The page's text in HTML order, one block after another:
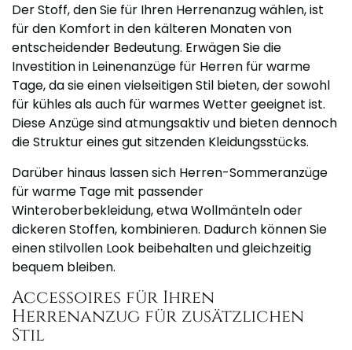
Der Stoff, den Sie für Ihren Herrenanzug wählen, ist
für den Komfort in den kälteren Monaten von
entscheidender Bedeutung. Erwägen Sie die
Investition in Leinenanzüge für Herren für warme
Tage, da sie einen vielseitigen Stil bieten, der sowohl
für kühles als auch für warmes Wetter geeignet ist.
Diese Anzüge sind atmungsaktiv und bieten dennoch
die Struktur eines gut sitzenden Kleidungsstücks.
Darüber hinaus lassen sich Herren-Sommeranzüge
für warme Tage mit passender
Winteroberbekleidung, etwa Wollmänteln oder
dickeren Stoffen, kombinieren. Dadurch können Sie
einen stilvollen Look beibehalten und gleichzeitig
bequem bleiben.
Accessoires für Ihren
Herrenanzug für zusätzlichen
Stil